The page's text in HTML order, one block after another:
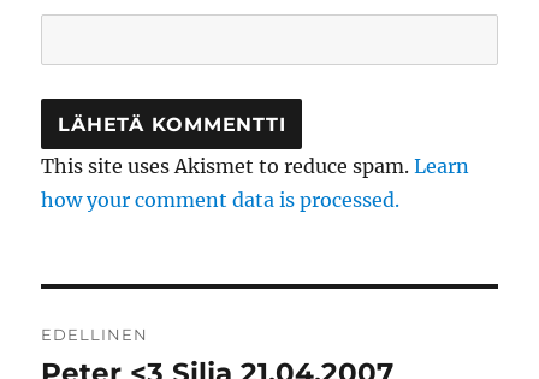
This site uses Akismet to reduce spam.Learn
how your comment data is processed.
selaus
EDELLINEN
Edellinen